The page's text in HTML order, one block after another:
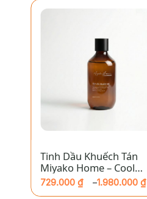
Tinh Dầu Khuếch Tán
Miyako Home – Cool
Water
729.000₫ –1.980.000₫